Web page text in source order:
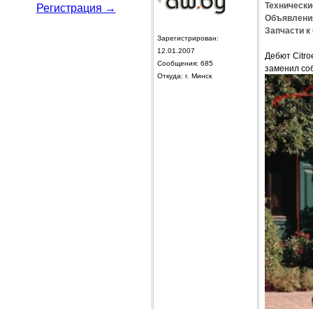
Регистрация →
Зарегистрирован:
12.01.2007
Сообщения: 685
Откуда: г. Минск
Запчасти
Дебют
заменил